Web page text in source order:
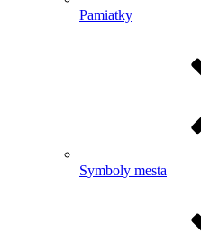
Pamiatky
Symboly mesta